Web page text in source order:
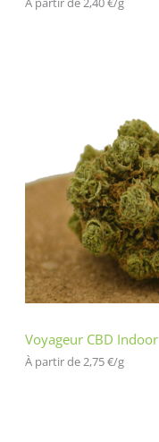
Voyageur CBD Indoor
À partir de 2,75€/g